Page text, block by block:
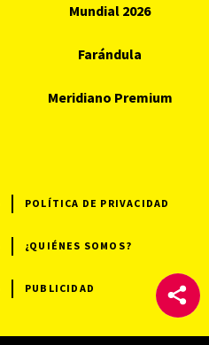
Mundial 2026
Farándula
Meridiano Premium
POLÍTICA DE PRIVACIDAD
¿QUIÉNES SOMOS?
PUBLICIDAD